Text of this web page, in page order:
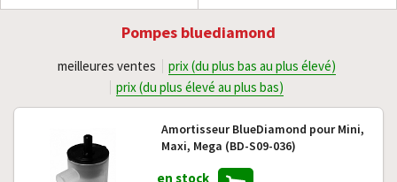
Pompes bluediamond
meilleures ventes
prix (du plus bas au plus élevé)
prix (du plus élevé au plus bas)
Amortisseur BlueDiamond pour Mini,
Maxi, Mega (BD-S09-036)
en stock